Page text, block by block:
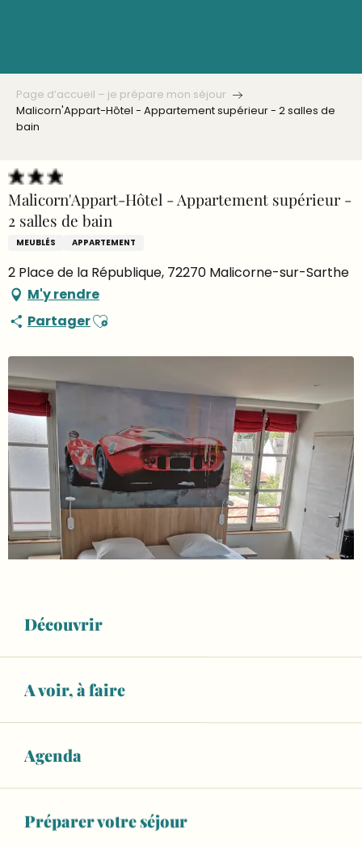
Découvrir
A voir, à faire
Agenda
Préparer votre séjour
Page d’accueil – je prépare mon séjour
Malicorn'Appart-Hôtel - Appartement supérieur - 2 salles de
bain
Malicorn'Appart-Hôtel - Appartement supérieur -
2 salles de bain
MEUBLÉS APPARTEMENT
2 Place de la République, 72270 Malicorne-sur-Sarthe
M'y rendre
PartagerAjouter aux favoris
Ouverture et coordonnées
+ 10 autre(s) prestation(s)